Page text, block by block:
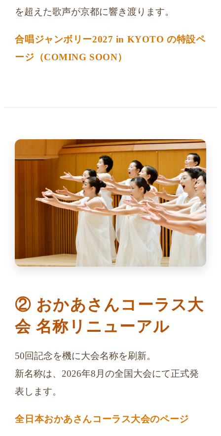
を超えた歌声が京都に響き渡ります。
合唱ジャンボリー2027 in KYOTO の特設ペ
ージ（COMING SOON）
② おかあさんコーラス大
会 名称リニューアル
50回記念を機に大会名称を刷新。
新名称は、2026年8月の全国大会にて正式発
表します。
全日本おかあさんコーラス大会のページ